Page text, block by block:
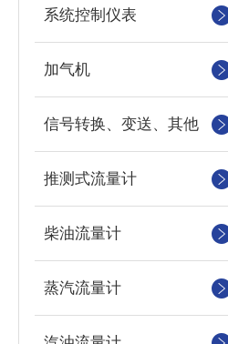
系统控制仪表
加气机
信号转换、变送、其他
推测式流量计
柴油流量计
蒸汽流量计